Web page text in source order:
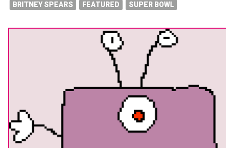
BRITNEY SPEARS FEATURED SUPER BOWL